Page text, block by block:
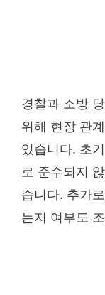
경찰과 소방
위해 현장 관
있습니다. 초
로 준수되지
습니다. 추가
는지 여부도